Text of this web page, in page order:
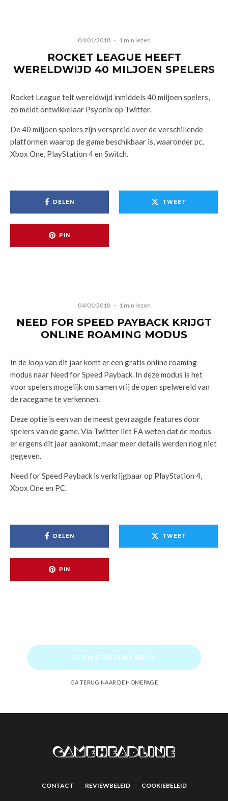
04/01/2018 · 1 min lezen
ROCKET LEAGUE HEEFT
WERELDWIJD 40 MILJOEN SPELERS
Rocket League telt wereldwijd inmiddels 40 miljoen spelers,
zo meldt ontwikkelaar Psyonix op Twitter.
De 40 miljoen spelers zijn verspreid over de verschillende
platformen waarop de game beschikbaar is, waaronder pc,
Xbox One, PlayStation 4 en Switch.
DELEN TWEET
PIN
04/01/2018 · 1 min lezen
NEED FOR SPEED PAYBACK KRIJGT
ONLINE ROAMING MODUS
In de loop van dit jaar komt er een gratis online roaming
modus naar Need for Speed Payback. In deze modus is het
voor spelers mogelijk om samen vrij de open spelwereld van
de racegame te verkennen.
Deze optie is een van de meest gevraagde features door
spelers van de game. Via Twitter liet EA weten dat de modus
er ergens dit jaar aankomt, maar meer details werden nog niet
gegeven.
Need for Speed Payback is verkrijgbaar op PlayStation 4,
Xbox One en PC.
DELEN TWEET
PIN
GEEN CONTENT MEER
GA TERUG NAAR DE HOMEPAGE
CONTACT REVIEWBELEID COOKIEBELEID